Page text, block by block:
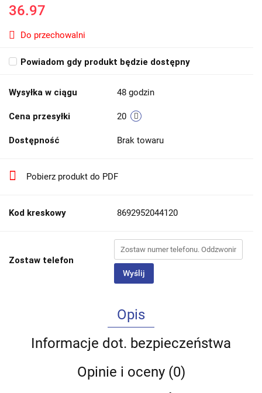
36.97
Do przechowalni
Powiadom gdy produkt będzie dostępny
Wysyłka w ciągu 48 godzin
Cena przesyłki 20
Dostępność Brak towaru
Pobierz produkt do PDF
Kod kreskowy 8692952044120
Zostaw telefon
Wyślij
Opis
Informacje dot. bezpieczeństwa
Opinie i oceny (0)